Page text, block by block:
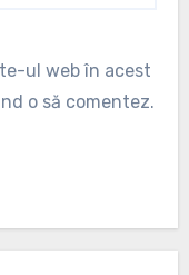
ul web în acest
o să comentez.